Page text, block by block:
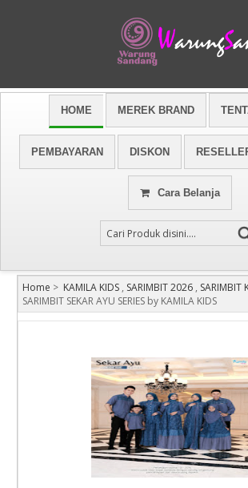
HOME MEREK BRAND
PEMBAYARAN DISKON
Cara Belanja
Home > KAMILA KIDS , SARIMBIT 2026 , SARIMBIT
SARIMBIT SEKAR AYU SERIES by KAMILA KIDS